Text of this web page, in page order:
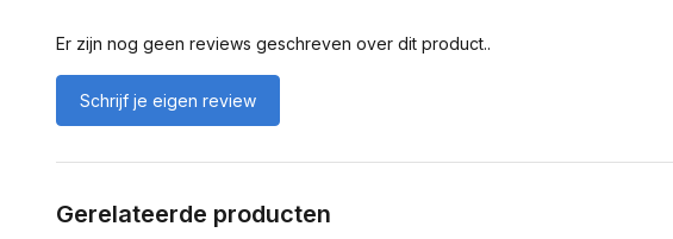
Er zijn nog geen reviews geschreven over dit product..
Schrijf je eigen review
Gerelateerde producten